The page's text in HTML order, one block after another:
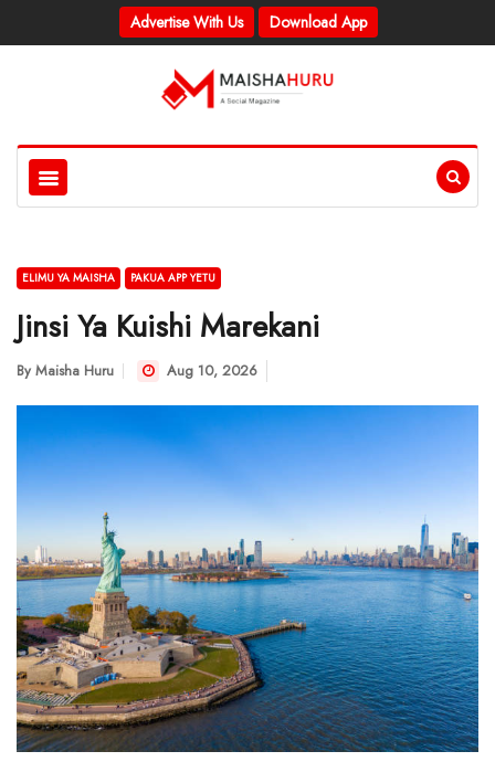
Advertise With Us Download App
ELIMU YA MAISHA PAKUA APP YETU
Jinsi Ya Kuishi Marekani
By Maisha Huru Aug 10, 2026